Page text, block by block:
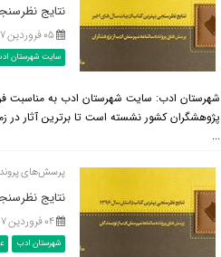
نتایج
۰۵ فروردین ۱۳۹۷ |
سایت شهرستان
شهرستان ادب: سایت شهرستان ادب به مناسبت
پژوهشگران کشور نشسته است تا برترین آثار در
...
پرسش‌های
نتایج
۰۴ فروردین ۱۳۹۷ |
شهرستان ادب